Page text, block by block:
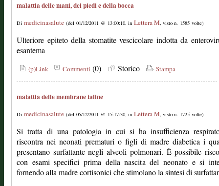
malattia delle mani, dei piedi e della bocca
Di medicinasalute (del 01/12/2011 @ 13:00:10, in Lettera M, visto n. 1585 volte)
Ulteriore epiteto della stomatite vescicolare indotta da
esantema
(p)Link Commenti (0) Storico Stampa
malattia delle membrane ialine
Di medicinasalute (del 05/12/2011 @ 15:17:30, in Lettera M, visto n. 1725 volte)
Si tratta di una patologia in cui si ha insufficienza
riscontra nei neonati prematuri o figli di madre diabetica i
presentano surfattante negli alveoli polmonari. È possibile
con esami specifici prima della nascita del neonato e si
fornendo alla madre cortisonici che stimolano la sintesi di